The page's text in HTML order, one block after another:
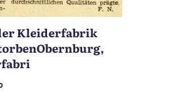
Kleiderfabrik